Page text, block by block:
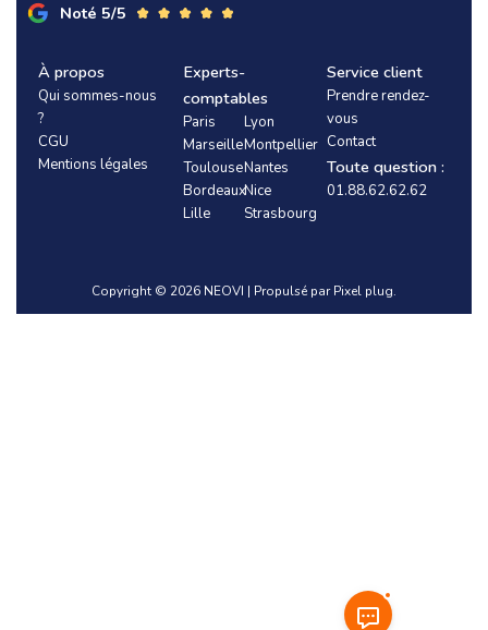
Noté 5/5
À propos
Qui sommes-nous
?
CGU
Mentions légales
Experts-
comptables
Paris
Marseille
Toulouse
Bordeaux
Lille
Lyon
Montpellier
Nantes
Nice
Strasbourg
Service client
Prendre rendez-
vous
Contact
Toute question :
01.88.62.62.62
Copyright © 2026 NEOVI | Propulsé par Pixel plug.